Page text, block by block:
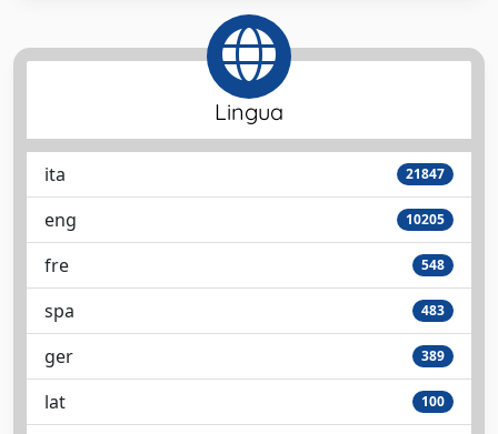
Lingua
ita 21847
eng 10205
fre 548
spa 483
ger 389
lat 100